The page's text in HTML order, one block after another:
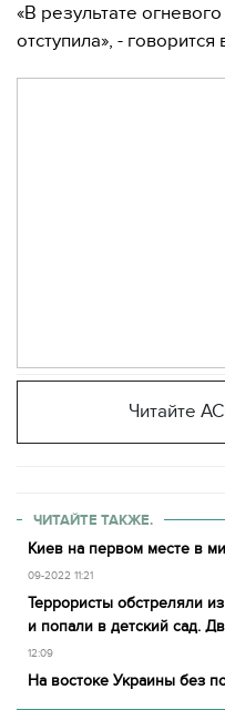
«В результате
отступила», -
Читайте
ЧИТАЙТЕ ТАКЖЕ.
Киев на первом месте в
09-2022 11:21
Террористы обстреляли
и попали в детский сад.
12:09
На востоке Украины без